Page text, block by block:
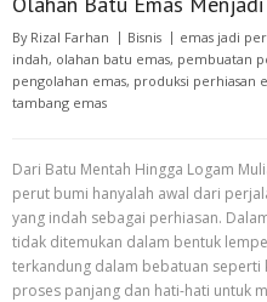
By Rizal Farhan Bisnis emas jadi
indah, olahan batu emas, pembuatan
pengolahan emas, produksi perhiasan
tambang emas
Dari Batu Mentah Hingga Logam
perut bumi hanyalah awal dari
yang indah sebagai perhiasan.
tidak ditemukan dalam bentuk
terkandung dalam bebatuan seperti
proses panjang dan hati-hati untuk